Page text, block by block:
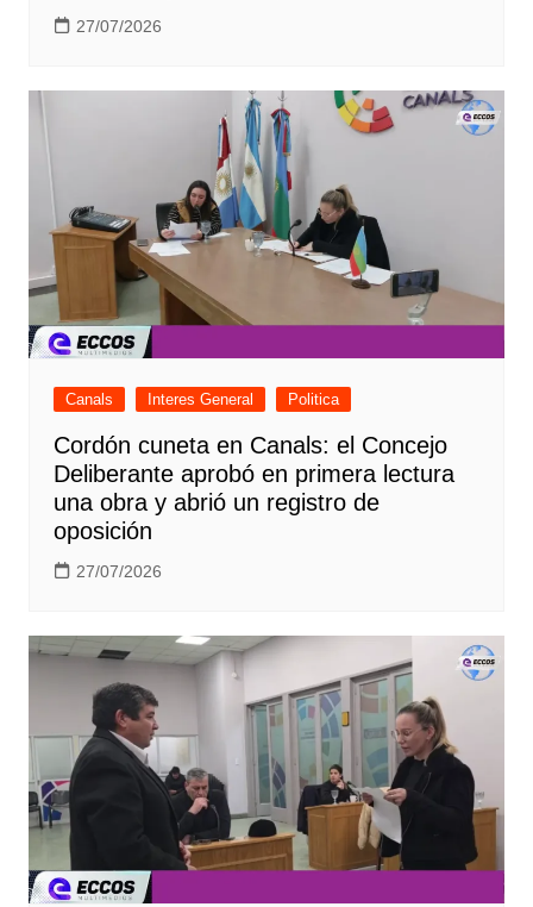
27/07/2026
Canals Interes General Politica
Cordón cuneta en Canals: el Concejo
Deliberante aprobó en primera lectura
una obra y abrió un registro de
oposición
27/07/2026